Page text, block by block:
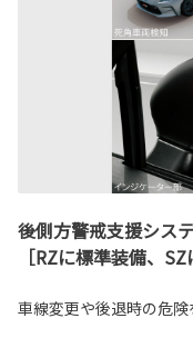
後側方警戒支援シス
［RZに標準装備、
車線変更や後退時の危険